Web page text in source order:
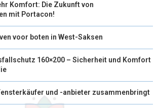
Komfort: Die Zukunft von
mit Portacon!
voor boten in West-Saksen
160×200 – Sicherheit und Komfort
und -anbieter zusammenbringt